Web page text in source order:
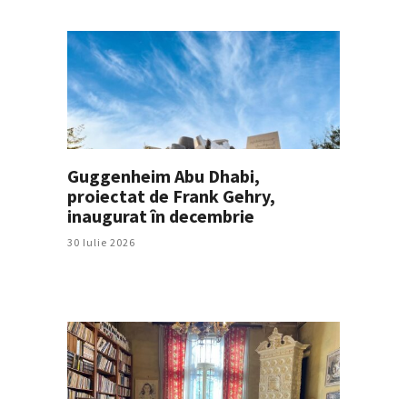
Guggenheim Abu Dhabi,
proiectat de Frank Gehry,
inaugurat în decembrie
30 Iulie 2026